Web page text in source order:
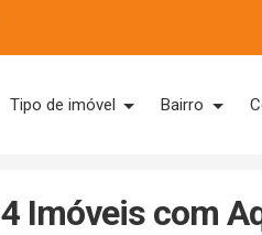
Tipo de imóvel Bairro
4 Imóveis com